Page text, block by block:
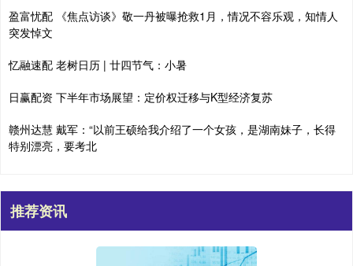
盈富忧配 《焦点访谈》敬一丹被曝抢救1月，情况不容乐观，知情人
突发悼文
忆融速配 老树日历 | 廿四节气：小暑
日赢配资 下半年市场展望：定价权迁移与K型经济复苏
赣州达慧 戴军：“以前王硕给我介绍了一个女孩，是湖南妹子，长得
特别漂亮，要考北
推荐资讯